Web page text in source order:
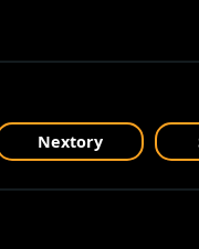
Nextory